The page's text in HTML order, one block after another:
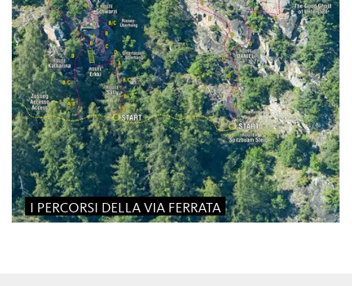
I PERCORSI DELLA VIA FERRATA